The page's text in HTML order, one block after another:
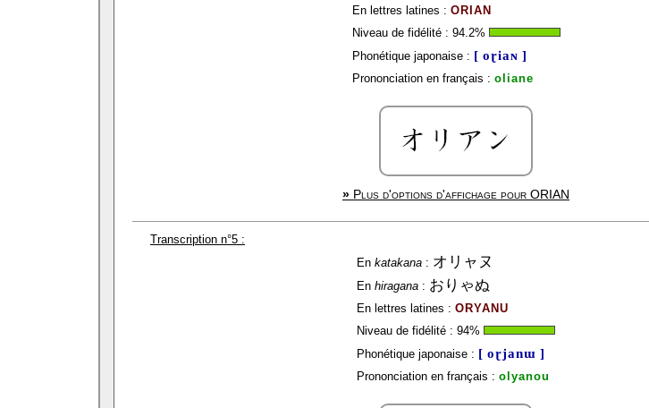
En lettres latines : ORIAN
Niveau de fidélité : 94.2%
Phonétique japonaise : [ oɽiaɴ ]
Prononciation en français : oliane
» Plus d'options d'affichage pour ORIAN
Transcription n°5 :
En katakana : オリャヌ
En hiragana : おりゃぬ
En lettres latines : ORYANU
Niveau de fidélité : 94%
Phonétique japonaise : [ oɽjanɯ ]
Prononciation en français : olyanou